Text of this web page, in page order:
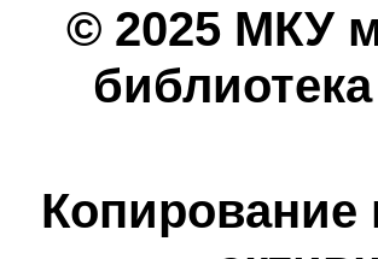
© 2025 МКУ
Копирование